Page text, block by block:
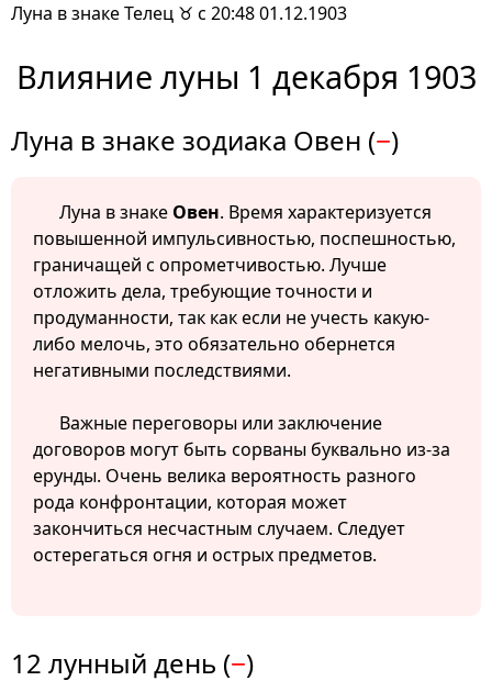
Луна в знаке Телец ♉ с 20:48 01.12.1903
Влияние луны 1 декабря 1903
Луна в знаке зодиака Овен (−)
Луна в знаке Овен. Время характеризуется
повышенной импульсивностью, поспешностью,
граничащей с опрометчивостью. Лучше
отложить дела, требующие точности и
продуманности, так как если не учесть какую-
либо мелочь, это обязательно обернется
негативными последствиями.
Важные переговоры или заключение
договоров могут быть сорваны буквально из-за
ерунды. Очень велика вероятность разного
рода конфронтации, которая может
закончиться несчастным случаем. Следует
остерегаться огня и острых предметов.
12 лунный день (−)